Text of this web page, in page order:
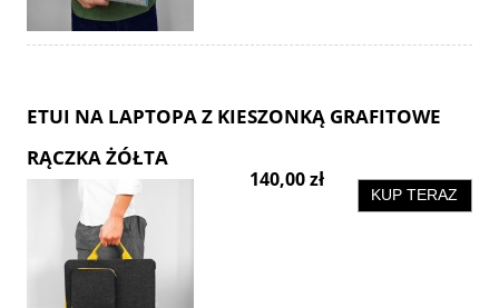
ETUI NA LAPTOPA Z KIESZONKĄ GRAFITOWE
RĄCZKA ŻÓŁTA
140,00 zł
KUP TERAZ